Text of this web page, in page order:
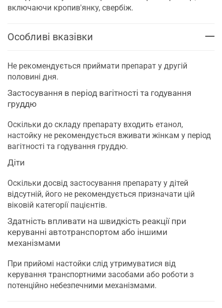
включаючи кропив'янку, свербіж.
Особливі вказівки
Не рекомендується приймати препарат у другій
половині дня.
Застосування в період вагітності та годування
груддю
Оскільки до складу препарату входить етанол,
настойку не рекомендується вживати жінкам у період
вагітності та годування груддю.
Діти
Оскільки досвід застосування препарату у дітей
відсутній, його не рекомендується призначати цій
віковій категорії пацієнтів.
Здатність впливати на швидкість реакції при
керуванні автотранспортом або іншими
механізмами
При прийомі настойки слід утримуватися від
керування транспортними засобами або роботи з
потенційно небезпечними механізмами.